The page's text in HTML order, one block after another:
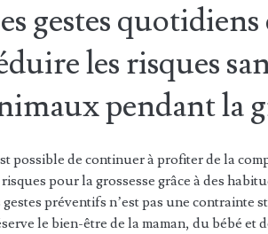
gestes
les risques
pendant la
possible de continuer à profiter de la
pour la grossesse grâce à des
gestes préventifs n’est pas une contrainte
le bien-être de la maman, du bébé et